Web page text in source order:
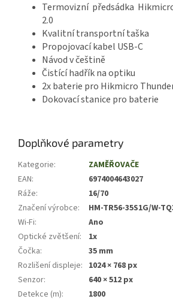
Termovizní předsádka
2.0
Kvalitní transportní taška
Propojovací kabel USB-C
Návod v češtině
Čistící hadřík na optiku
2x baterie pro Hikmicro
Dokovací stanice pro baterie
Doplňkové parametry
Kategorie:
ZAMĚŘOVAČE
EAN:
6974004643027
Ráže:
16/70
Značení výrobce:
HM-TR56-35S1G/W-
Wi-Fi:
Ano
Optické zvětšení:
1x
Čočka:
35 mm
Rozlišení displeje: 1024 × 768 px
Senzor:
640 × 512 px
Detekce (m):
1800